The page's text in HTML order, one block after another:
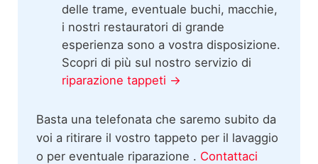
delle trame, eventuale buchi, macchie,
i nostri restauratori di grande
esperienza sono a vostra disposizione.
Scopri di più sul nostro servizio di
riparazione tappeti →
Basta una telefonata che saremo subito da
voi a ritirare il vostro tappeto per il lavaggio
o per eventuale riparazione . Contattaci